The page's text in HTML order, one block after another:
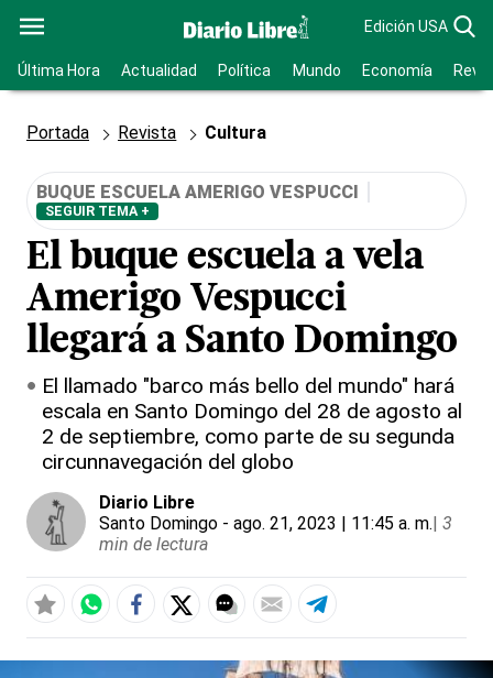
Edición USA
Última Hora Actualidad Política Mundo Economía
Portada Revista Cultura
BUQUE ESCUELA AMERIGO VESPUCCI
SEGUIR TEMA +
El buque escuela a vela
Amerigo Vespucci
llegará a Santo Domingo
El llamado "barco más bello del mundo" hará
escala en Santo Domingo del 28 de agosto al
2 de septiembre, como parte de su segunda
circunnavegación del globo
Diario Libre
Santo Domingo - ago. 21, 2023 | 11:45 a. m.| 3
min de lectura